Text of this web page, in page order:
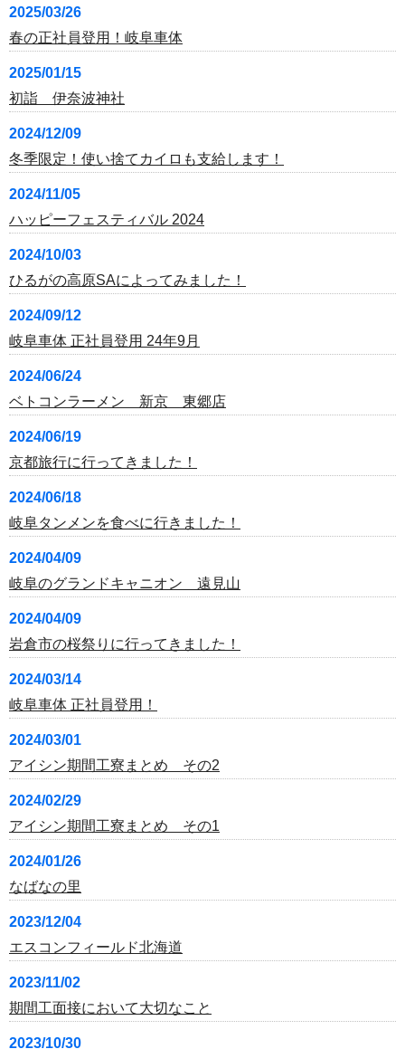
2025/03/26
春の正社員登用！岐阜車体
2025/01/15
初詣 伊奈波神社
2024/12/09
冬季限定！使い捨てカイロも支給します！
2024/11/05
ハッピーフェスティバル 2024
2024/10/03
ひるがの高原SAによってみました！
2024/09/12
岐阜車体 正社員登用 24年9月
2024/06/24
ベトコンラーメン 新京 東郷店
2024/06/19
京都旅行に行ってきました！
2024/06/18
岐阜タンメンを食べに行きました！
2024/04/09
岐阜のグランドキャニオン 遠見山
2024/04/09
岩倉市の桜祭りに行ってきました！
2024/03/14
岐阜車体 正社員登用！
2024/03/01
アイシン期間工寮まとめ その2
2024/02/29
アイシン期間工寮まとめ その1
2024/01/26
なばなの里
2023/12/04
エスコンフィールド北海道
2023/11/02
期間工面接において大切なこと
2023/10/30